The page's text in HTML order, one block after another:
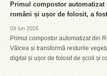
Primul compostor
români și ușor de folosit, a
09 Iun 2026
Primul compostor automatizat din
Vâlcea și transformă resturile
digital și ușor de folosit de școli și